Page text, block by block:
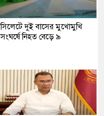
সিলেটে দুই বাসের মুখোমুখি
সংঘর্ষে নিহত বেড়ে ৯